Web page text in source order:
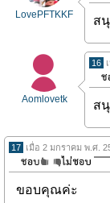
LovePFTKKF ส
Aomlovetk
16
ส
17 เมื่อ 2 มกราคม พ.ศ.
ขอบคุณค่ะ